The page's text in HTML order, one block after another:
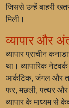
जिससे उन्हें बाहरी
मिली।
व्यापार और
व्यापार प्राचीन
था। व्यापारिक
आर्कटिक, जंगल और
फर, मछली, पत्थर और
व्यापार के माध्यम से